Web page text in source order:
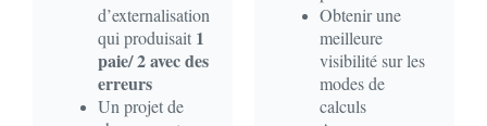
d’externalisation
qui produisait 1
paie/ 2 avec des
erreurs
Un projet de
Obtenir une
meilleure
visibilité sur les
modes de
calculs